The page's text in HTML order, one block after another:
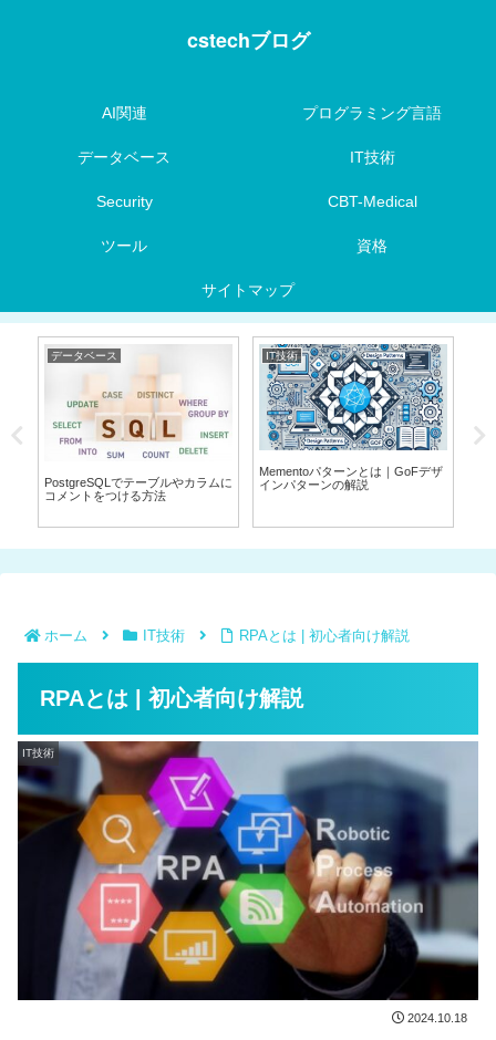
cstechブログ
AI関連 プログラミング言語
データベース IT技術
Security CBT-Medical
ツール 資格
サイトマップ
データベース
PostgreSQLでテーブルやカラムに
コメントをつける方法
IT技術
Mementoパターンとは｜GoFデザ
インパターンの解説
ホーム IT技術 RPAとは | 初心者向け解説
RPAとは | 初心者向け解説
IT技術
2024.10.18